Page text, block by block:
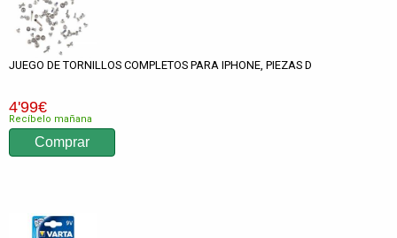
JUEGO DE TORNILLOS COMPLETOS PARA IPHONE, PIEZAS D
4'99€
Recíbelo mañana